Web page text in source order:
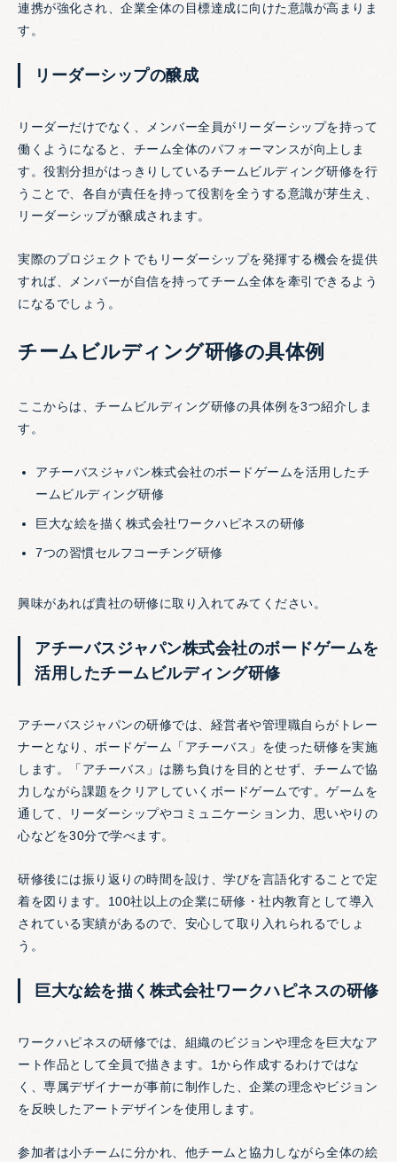
連携が強化され、企業全体の目標達成に向けた意識が高まりま
す。
リーダーシップの醸成
リーダーだけでなく、メンバー全員がリーダーシップを持って
働くようになると、チーム全体のパフォーマンスが向上しま
す。役割分担がはっきりしているチームビルディング研修を行
うことで、各自が責任を持って役割を全うする意識が芽生え、
リーダーシップが醸成されます。
実際のプロジェクトでもリーダーシップを発揮する機会を提供
すれば、メンバーが自信を持ってチーム全体を牽引できるよう
になるでしょう。
チームビルディング研修の具体例
ここからは、チームビルディング研修の具体例を3つ紹介しま
す。
アチーバスジャパン株式会社のボードゲームを活用したチ
ームビルディング研修
巨大な絵を描く株式会社ワークハピネスの研修
7つの習慣セルフコーチング研修
興味があれば貴社の研修に取り入れてみてください。
アチーバスジャパン株式会社のボードゲームを
活用したチームビルディング研修
アチーバスジャパンの研修では、経営者や管理職自らがトレー
ナーとなり、ボードゲーム「アチーバス」を使った研修を実施
します。「アチーバス」は勝ち負けを目的とせず、チームで協
力しながら課題をクリアしていくボードゲームです。ゲームを
通して、リーダーシップやコミュニケーション力、思いやりの
心などを30分で学べます。
研修後には振り返りの時間を設け、学びを言語化することで定
着を図ります。100社以上の企業に研修・社内教育として導入
されている実績があるので、安心して取り入れられるでしょ
う。
巨大な絵を描く株式会社ワークハピネスの研修
ワークハピネスの研修では、組織のビジョンや理念を巨大なア
ート作品として全員で描きます。1から作成するわけではな
く、専属デザイナーが事前に制作した、企業の理念やビジョン
を反映したアートデザインを使用します。
参加者は小チームに分かれ、他チームと協力しながら全体の絵